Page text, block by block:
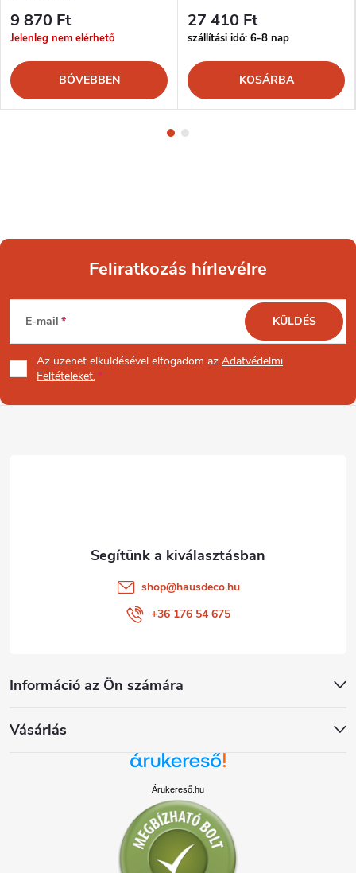
9 870 Ft
Jelenleg nem elérhető
BŐVEBBEN
27 410 Ft
szállítási idő: 6-8 nap
KOSÁRBA
L
á
b
Feliratkozás hírlevélre
E-mail
Az üzenet elküldésével elfogadom az Adatvédelmi
Feltételeket.
KÜLDÉS
Információ az Ön számára
Vásárlás
shop@hausdeco.hu
+36 176 54 675
Árukereső.hu